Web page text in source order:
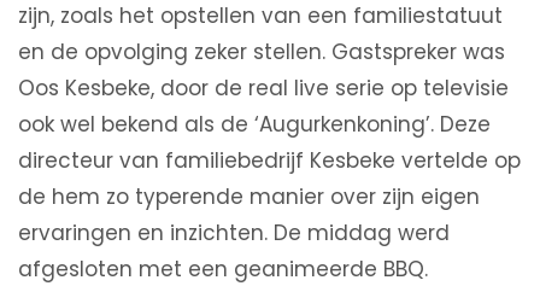
zijn, zoals het opstellen van een familiestatuut
en de opvolging zeker stellen. Gastspreker was
Oos Kesbeke, door de real live serie op televisie
ook wel bekend als de ‘Augurkenkoning’. Deze
directeur van familiebedrijf Kesbeke vertelde op
de hem zo typerende manier over zijn eigen
ervaringen en inzichten. De middag werd
afgesloten met een geanimeerde BBQ.